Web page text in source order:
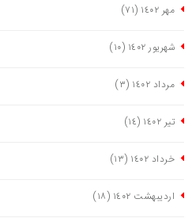
مهر ١٤٠٢ (٧١)
شهریور ١٤٠٢ (١٠)
مرداد ١٤٠٢ (٣)
تیر ١٤٠٢ (١٤)
خرداد ١٤٠٢ (١٣)
اردیبهشت ١٤٠٢ (١٨)